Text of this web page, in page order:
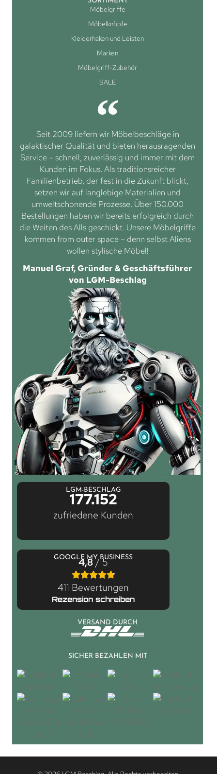
Möbelgriffe
Möbelknöpfe
Kleiderhaken und Leisten
Marken
Möbelgriff-Zubehör
SALE
Seit 2009 liefern wir Möbelbeschläge in
galaktischer Qualität und bieten herausragenden
Service – schnell, zuverlässig und immer mit dem
Kunden im Fokus. Als traditionsreicher
Familienbetrieb, der fest in die Zukunft blickt,
setzen wir auf langlebige Materialien und
umweltschonende Prozesse. Über 150.000
Bestellungen haben wir bereits erfolgreich durch
die Weiten des Alls geschickt. Unsere Möbelgriffe
kommen from outer space – denn selbst Aliens
wollen stylische Möbel!
Manuel Graf, Gründer & Geschäftsführer
von LGM-Beschlag
LGM-BESCHLAG
177.152
zufriedene Kunden
GOOGLE MY BUSINESS
4,8/ 5
411 Bewertungen
Rezension schreiben
VERSAND DURCH
SICHER BEZAHLEN MIT